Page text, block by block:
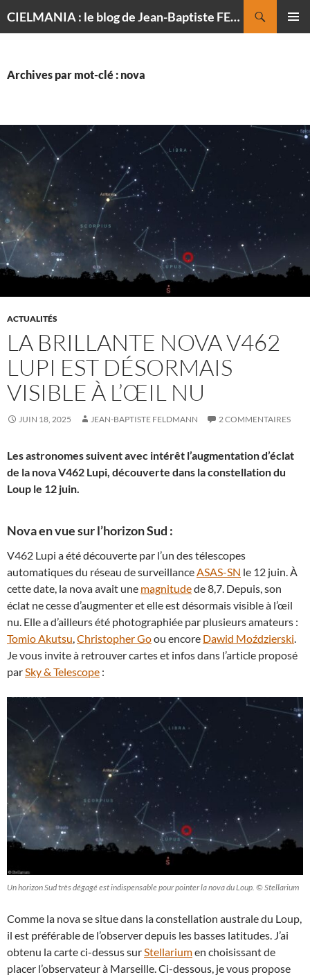
CIELMANIA : le blog de Jean-Baptiste FELDMANN, photographe du ciel
Archives par mot-clé : nova
ACTUALITÉS
LA BRILLANTE NOVA V462
LUPI EST DÉSORMAIS
VISIBLE À L’ŒIL NU
JUIN 18, 2025 JEAN-BAPTISTE FELDMANN 2 COMMENTAIRES
Les astronomes suivent avec intérêt l’augmentation d’éclat
de la nova V462 Lupi, découverte dans la constellation du
Loup le 12 juin.
Nova en vue sur l’horizon Sud :
V462 Lupi a été découverte par l’un des télescopes
automatiques du réseau de surveillanceASAS-SN le 12 juin. À
cette date, la nova avait une magnitudede 8,7. Depuis, son
éclat ne cesse d’augmenter et elle est désormais visible à l’œil
nu. Elle a d’ailleurs été photographiée par plusieurs amateurs :
Tomio Akutsu,Christopher Goou encore Dawid Moździerski.
Je vous invite à retrouver cartes et infos dans l’article proposé
parSky & Telescope :
Un horizon Sud très dégagé est indispensable pour pointer la nova du Loup. © Stellarium
Comme la nova se situe dans la constellation australe du Loup,
il est préférable de l’observer depuis les basses latitudes. J’ai
obtenu la carte ci-dessus sur Stellariumen choisissant de
placer l’observateur à Marseille. Ci-dessous, je vous propose